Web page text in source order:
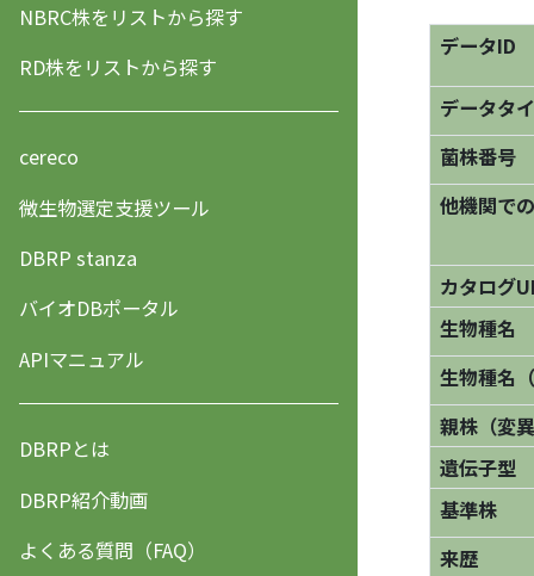
NBRC株をリストから探す
RD株をリストから探す
cereco
微生物選定支援ツール
DBRP stanza
バイオDBポータル
APIマニュアル
DBRPとは
DBRP紹介動画
よくある質問（FAQ）
データID
データタ
菌株番号
他機関で
カタログ
生物種名
生物種名
親株（変
遺伝子型
基準株
来歴